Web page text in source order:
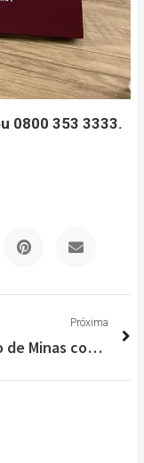
0800 353 3333.
Próxima
Governo de Minas confirma, através do Deputado Betinho Pinto Coelho, 9 leitos de UTI para Lagoa Santa